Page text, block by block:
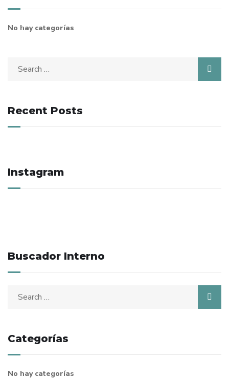
No hay categorías
Search
Recent Posts
Instagram
Buscador Interno
Search
Categorías
No hay categorías